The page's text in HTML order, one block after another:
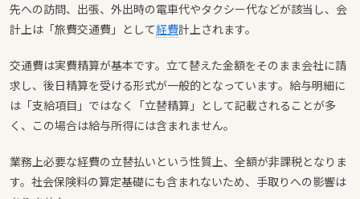
先への訪問、出張、外出時の電車代やタクシー代などが該当し、会
計上は「旅費交通費」として経費計上されます。
交通費は実費精算が基本です。立て替えた金額をそのまま会社に請
求し、後日精算を受ける形式が一般的となっています。給与明細に
は「支給項目」ではなく「立替精算」として記載されることが多
く、この場合は給与所得には含まれません。
業務上必要な経費の立替払いという性質上、全額が非課税となりま
す。社会保険料の算定基礎にも含まれないため、手取りへの影響は